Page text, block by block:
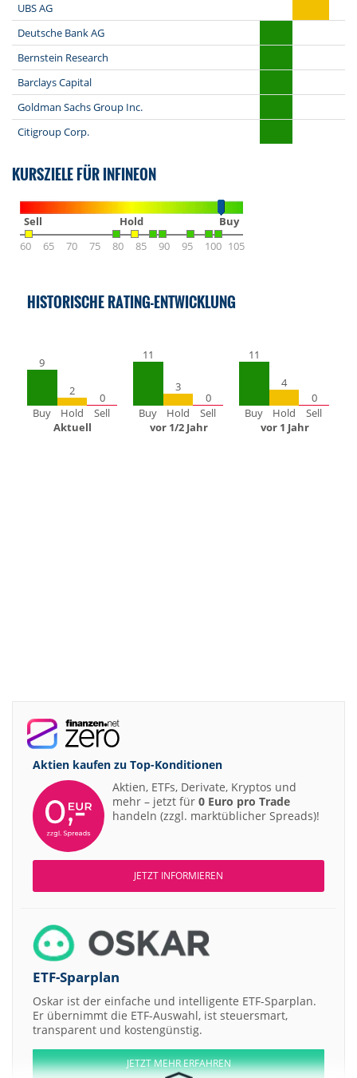
UBS AG
Deutsche Bank AG
Bernstein Research
Barclays Capital
Goldman Sachs Group Inc.
Citigroup Corp.
KURSZIELE FÜR INFINEON
Sell Hold
Buy
60
65 70 75 80 85 90 95 100 105
HISTORISCHE RATING-ENTWICKLUNG
9
Buy
2
Hold
0
Sell
Aktuell
11
Buy
3
Hold
0
Sell
vor 1/2 Jahr
11
Buy
4
Hold
0
Sell
vor 1 Jahr
Aktien kaufen zu Top-Konditionen
Aktien, ETFs, Derivate, Kryptos und
mehr – jetzt für 0 Euro pro Trade
handeln (zzgl. marktüblicher Spreads)!
JETZT INFORMIEREN
ETF-Sparplan
Oskar ist der einfache und intelligente ETF-Sparplan.
Er übernimmt die ETF-Auswahl, ist steuersmart,
transparent und kostengünstig.
JETZT MEHR ERFAHREN